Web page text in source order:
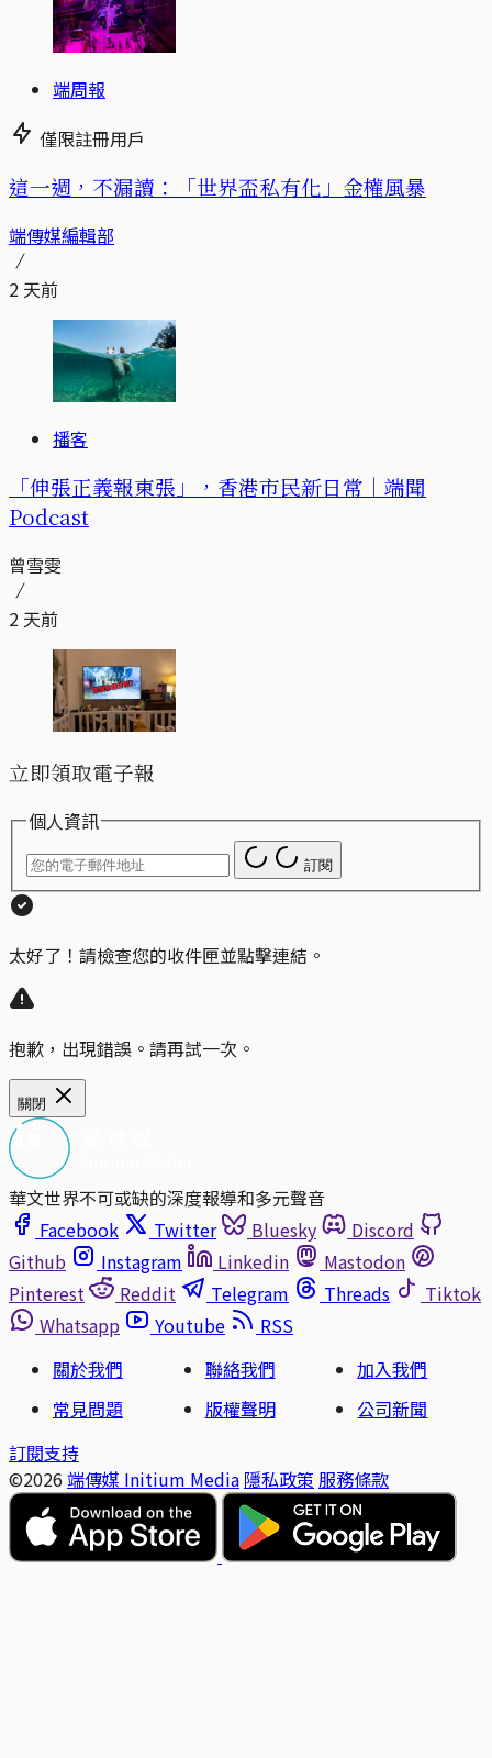
端周報
僅限註冊用戶
這一週，不漏讀：「世界盃私有化」金權風暴
端傳媒編輯部
2 天前
播客
「伸張正義報東張」，香港市民新日常｜端聞
Podcast
曾雪雯
2 天前
立即領取電子報
個人資訊
訂閱
太好了！請檢查您的收件匣並點擊連結。
抱歉，出現錯誤。請再試一次。
關閉
華文世界不可或缺的深度報導和多元聲音
Facebook
Twitter Bluesky
Discord
Github
Instagram Linkedin
Mastodon
Pinterest
Reddit Telegram Threads
Tiktok
Whatsapp
Youtube
RSS
關於我們
聯絡我們
加入我們
常見問題
版權聲明
公司新聞
訂閱支持
©2026 端傳媒 Initium Media 隱私政策 服務條款